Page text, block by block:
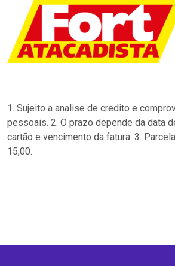
1. Sujeito a analise de credito e
pessoais. 2. O prazo depende da data
cartão e vencimento da fatura. 3.
15,00.